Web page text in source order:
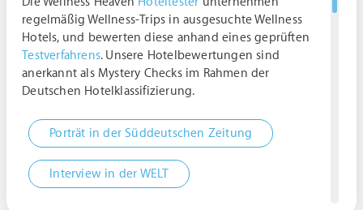
regelmäßig Wellness-Trips in ausgesuchte Wellness
Hotels, und bewerten diese anhand eines geprüften
Testverfahrens. Unsere Hotelbewertungen sind
anerkannt als Mystery Checks im Rahmen der
Deutschen Hotelklassifizierung.
Porträt in der Süddeutschen Zeitung
Interview in der WELT